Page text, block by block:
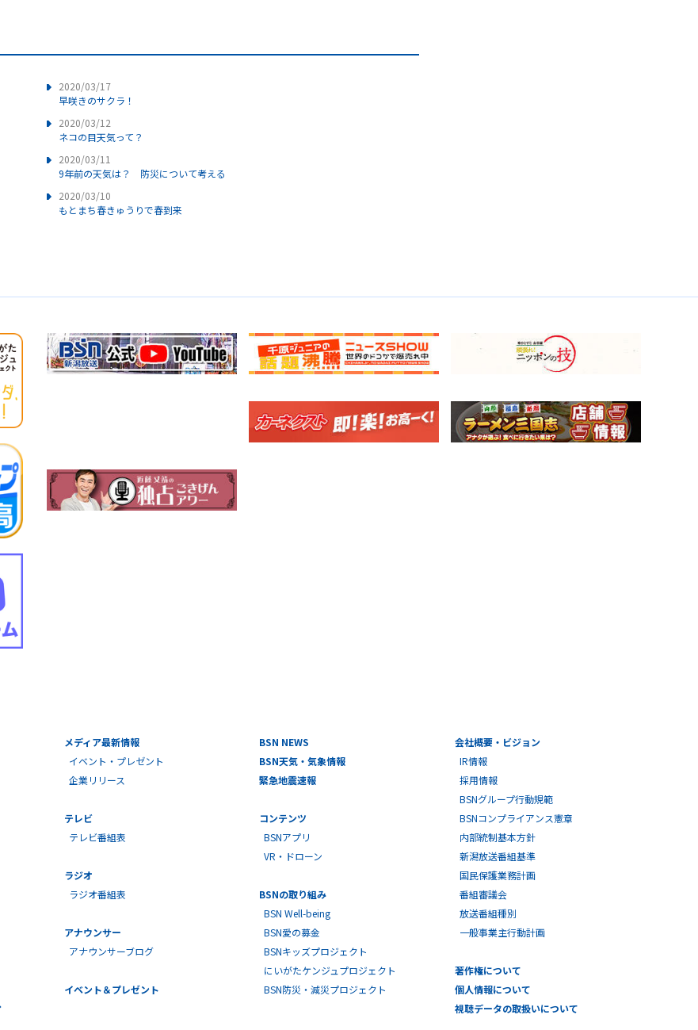
2020/03/17
早咲きのサクラ！
2020/03/12
ネコの目天気って？
2020/03/11
9年前の天気は？ 防災について考える
2020/03/10
もとまち春きゅうりで春到来
メディア最新情報
イベント・プレゼント
企業リリース
テレビ
テレビ番組表
ラジオ
ラジオ番組表
アナウンサー
アナウンサーブログ
イベント＆プレゼント
BSN NEWS
BSN天気・気象情報
緊急地震速報
コンテンツ
BSNアプリ
VR・ドローン
BSNの取り組み
BSN Well-being
BSN愛の募金
BSNキッズプロジェクト
にいがたケンジュプロジェクト
BSN防災・減災プロジェクト
会社概要・ビジョン
IR情報
採用情報
BSNグループ行動規範
BSNコンプライアンス憲章
内部統制基本方針
新潟放送番組基準
国民保護業務計画
番組審議会
放送番組種別
一般事業主行動計画
著作権について
個人情報について
視聴データの取扱いについて